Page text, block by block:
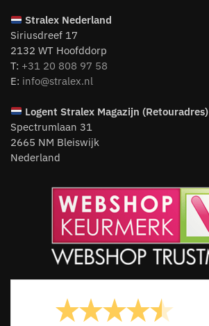
Stralex Nederland
Siriusdreef 17
2132 WT Hoofddorp
T: +31 20 808 97 58
E: info@stralex.nl
LogentStralex Magazijn (Retouradres)
Spectrumlaan 31
2665 NM Bleiswijk
Nederland